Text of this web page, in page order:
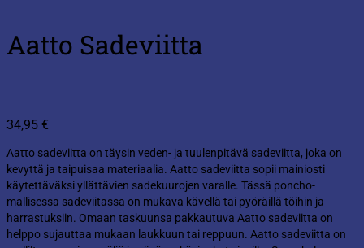
Aatto Sadeviitta
34,95 €
Aatto sadeviitta on täysin veden- ja tuulenpitävä sadeviitta, joka on
kevyttä ja taipuisaa materiaalia. Aatto sadeviitta sopii mainiosti
käytettäväksi yllättävien sadekuurojen varalle. Tässä poncho-
mallisessa sadeviitassa on mukava kävellä tai pyöräillä töihin ja
harrastuksiin. Omaan taskuunsa pakkautuva Aatto sadeviitta on
helppo sujauttaa mukaan laukkuun tai reppuun. Aatto sadeviitta on